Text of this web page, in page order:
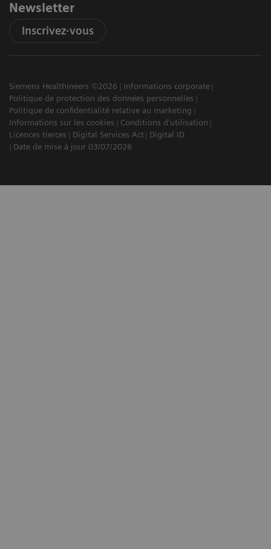
Newsletter
Inscrivez-vous
Siemens Healthineers ©2026
Informations corporate
Politique de protection des données personnelles
Politique de confidentialité relative au marketing
Informations sur les cookies
Conditions d'utilisation
Licences tierces
Digital Services Act
Digital ID
Date de mise à jour 03/07/2026